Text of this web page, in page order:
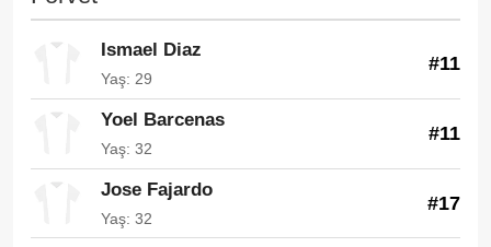
Ismael Diaz
Yaş: 29
#11
Yoel Barcenas
Yaş: 32
#11
Jose Fajardo
Yaş: 32
#17